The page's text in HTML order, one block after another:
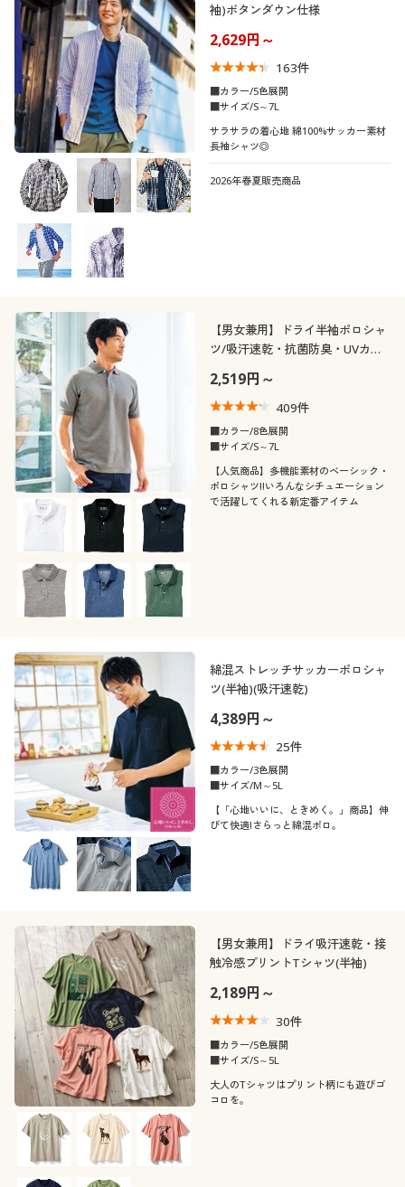
袖)ボタンダウン仕様
2,629円～
163件
■カラー/5色展開
■サイズ/S～7L
サラサラの着心地 綿100%サッカー素材
長袖シャツ◎
2026年春夏販売商品
【男女兼用】ドライ半袖ポロシャ
ツ/吸汗速乾・抗菌防臭・UVカッ
2,519円～
409件
■カラー/8色展開
■サイズ/S～7L
【人気商品】多機能素材のベーシック・
ポロシャツ!!いろんなシチュエーション
で活躍してくれる新定番アイテム
綿混ストレッチサッカーポロシャ
ツ(半袖)(吸汗速乾)
4,389円～
25件
■カラー/3色展開
■サイズ/M～5L
【「心地いいに、ときめく。」商品】伸
びて快適!さらっと綿混ポロ。
【男女兼用】ドライ吸汗速乾・接
触冷感プリントTシャツ(半袖)
2,189円～
30件
■カラー/5色展開
■サイズ/S～5L
大人のTシャツはプリント柄にも遊びゴ
コロを。